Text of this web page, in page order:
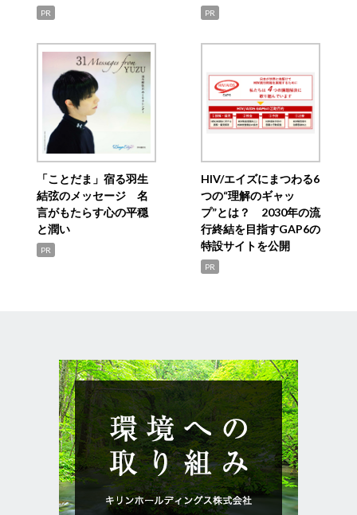
PR PR
「ことだま」宿る羽生
結弦のメッセージ 名
言がもたらす心の平穏
と潤い
PR
HIV/エイズにまつわる6
つの“理解のギャッ
プ”とは？ 2030年の流
行終結を目指すGAP6の
特設サイトを公開
PR